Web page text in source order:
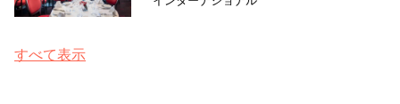
すべて表示